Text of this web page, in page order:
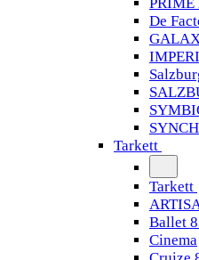
De
Tarkett
Tarkett
Ballet
Cinema